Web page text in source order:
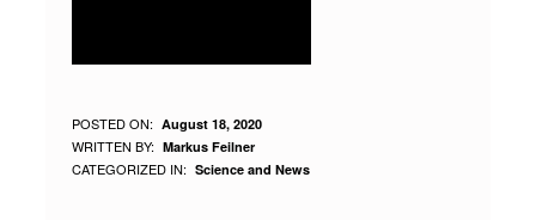
L
E
POSTED ON: August 18, 2020
WRITTEN BY: Markus Feilner
CATEGORIZED IN: Science and News